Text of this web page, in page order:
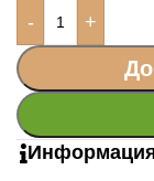
- +